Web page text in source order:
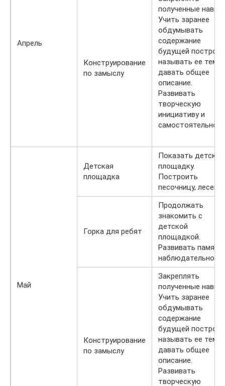
Апрель
Конструирование
по замыслу
полученные
Учить заранее
обдумывать
содержание
будущей
называть ее тему,
давать общее
описание.
Развивать
творческую
инициативу и
Май
Детская
площадка
Показать детскую
площадку.
Построить
песочницу,
Горка для ребят
Продолжать
знакомить с
детской
площадкой.
Развивать память
Конструирование
по замыслу
Закреплять
полученные
Учить заранее
обдумывать
содержание
будущей
называть ее тему,
давать общее
описание.
Развивать
творческую